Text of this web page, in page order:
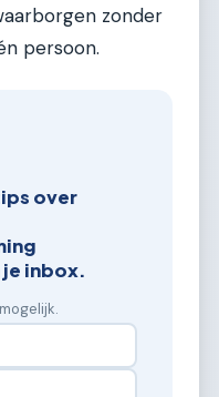
zonder
persoon.
over
inbox.